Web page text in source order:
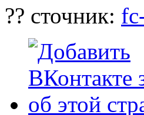
?? сточник: